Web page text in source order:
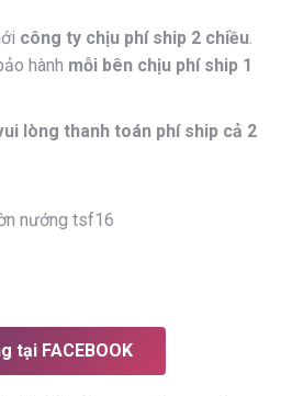
công ty chịu phí ship 2 chiều
hành mỗi bên chịu phí ship 1
lòng thanh toán phí ship cả 2
tại FACEBOOK